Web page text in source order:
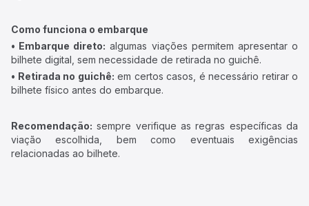
Como funciona o embarque
• Embarque direto: algumas viações permitem apresentar o
bilhete digital, sem necessidade de retirada no guichê.
• Retirada no guichê: em certos casos, é necessário retirar o
bilhete físico antes do embarque.
Recomendação: sempre verifique as regras específicas da
viação escolhida, bem como eventuais exigências
relacionadas ao bilhete.